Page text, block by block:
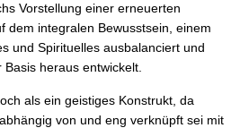
Vorstellung einer erneuerten
dem integralen Bewusstsein, einem
und Spirituelles ausbalanciert und
heraus entwickelt.
als ein geistiges Konstrukt, da
von und eng verknüpft sei mit